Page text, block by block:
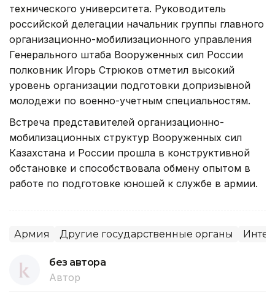
технического университета. Руководитель
российской делегации начальник группы главного
организационно-мобилизационного управления
Генерального штаба Вооруженных сил России
полковник Игорь Стрюков отметил высокий
уровень организации подготовки допризывной
молодежи по военно-учетным специальностям.
Встреча представителей организационно-
мобилизационных структур Вооруженных сил
Казахстана и России прошла в конструктивной
обстановке и способствовала обмену опытом в
работе по подготовке юношей к службе в армии.
Армия Другие государственные органы
без автора
Автор